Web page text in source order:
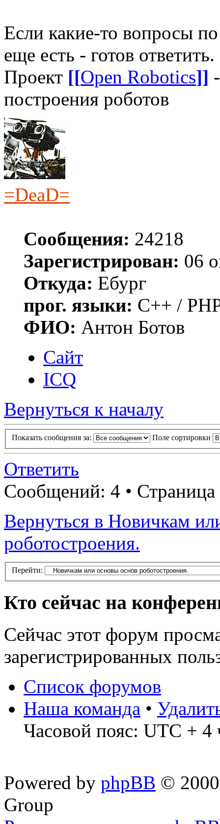
Если какие-то вопросы
еще есть - готов ответить.
Проект [[Open Robotics]]
построения роботов
=DeaD=
Сообщения: 24218
Зарегистрирован: 06
Откуда: Ебург
прог. языки: C++ /
ФИО: Антон Ботов
Сайт
ICQ
Вернуться к началу
Показать сообщения за: Поле сортировки
Ответить
Сообщений: 4 • Страница
Вернуться в Новичкам
роботостроения.
Перейти:
Кто сейчас на
Сейчас этот форум
зарегистрированных
Список форумов
Наша команда •
Часовой пояс: UTC + 4
Powered by phpBB ©
Group